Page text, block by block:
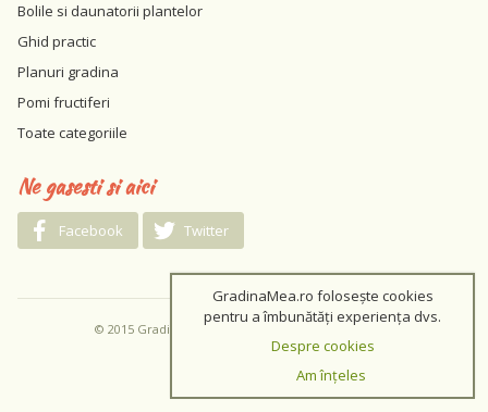
Bolile si daunatorii plantelor
Ghid practic
Planuri gradina
Pomi fructiferi
Toate categoriile
Ne gasesti si aici
Facebook Twitter
© 2015 GradinaMea.ro / Toate drepturile rezervate
GradinaMea.ro folosește cookies
pentru a îmbunătăți experiența dvs.
Despre cookies
Am înțeles